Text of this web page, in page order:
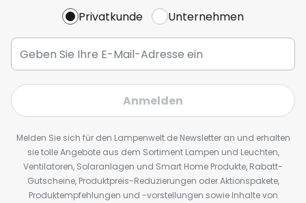
Privatkunde Unternehmen
Anmelden
Melden Sie sich für den Lampenwelt.de Newsletter an und erhalten
sie tolle Angebote aus dem Sortiment Lampen und Leuchten,
Ventilatoren, Solaranlagen und Smart Home Produkte, Rabatt-
Gutscheine, Produktpreis-Reduzierungen oder Aktionspakete,
Produktempfehlungen und -vorstellungen sowie Inhalte von